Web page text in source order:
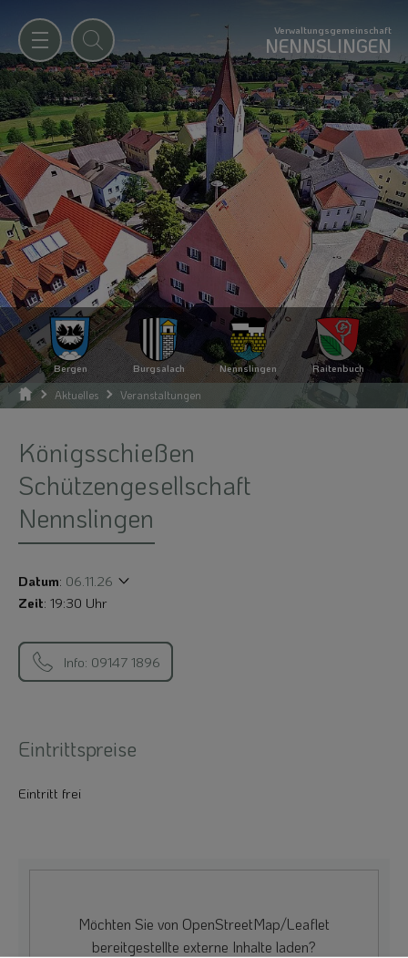
Verwaltungsgemeinschaft
NENNSLINGEN
Bergen Burgsalach Nennslingen Raitenbuch
Aktuelles Veranstaltungen
Königsschießen
Schützengesellschaft
Nennslingen
Datum: 06.11.26
Zeit: 19:30 Uhr
Info: 09147 1896
Eintrittspreise
Eintritt frei
Möchten Sie von OpenStreetMap/Leaflet
bereitgestellte externe Inhalte laden?